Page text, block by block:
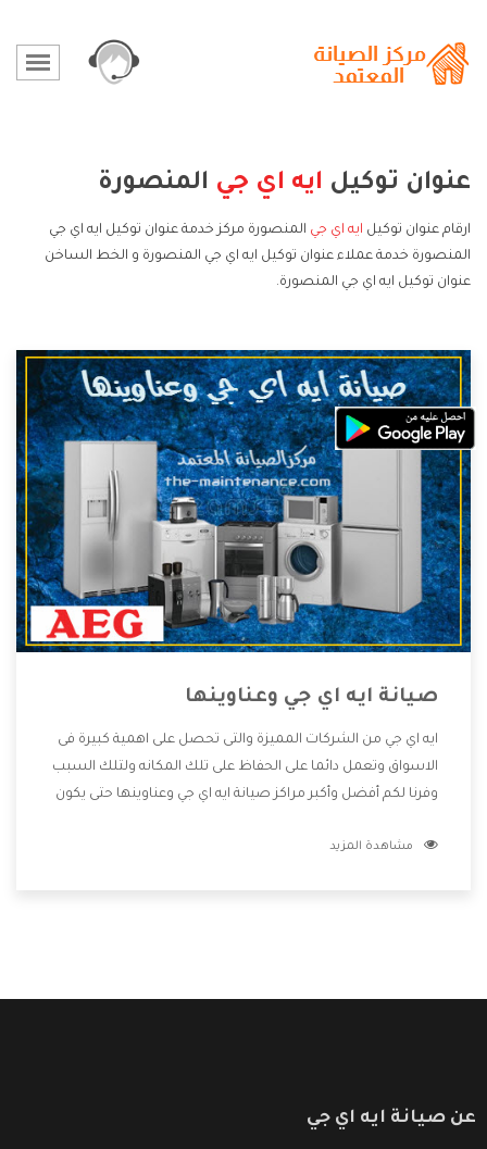
عنوان توكيل ايه اي جي المنصورة
ارقام عنوان توكيل ايه اي جي المنصورة مركز خدمة عنوان توكيل ايه اي جي
المنصورة خدمة عملاء عنوان توكيل ايه اي جي المنصورة و الخط الساخن
عنوان توكيل ايه اي جي المنصورة.
صيانة ايه اي جي وعناوينها
ايه اي جي من الشركات المميزة والتى تحصل على اهمية كبيرة فى
الاسواق وتعمل دائما على الحفاظ على تلك المكانه ولتلك السبب
وفرنا لكم أفضل وأكبر مراكز صيانة ايه اي جي وعناوينها حتى يكون
دون اى ازعاج كما أننا نهتم بكل ما يحتاجه المستهلك لكى نحافظ
مشاهدة المزيد
عن صيانة ايه اي جي